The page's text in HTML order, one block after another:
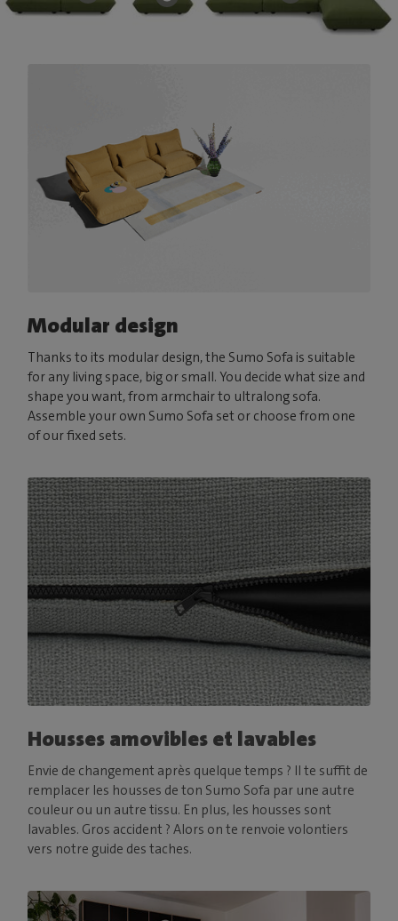
Modular design
Thanks to its modular design, the Sumo Sofa is suitable
for any living space, big or small. You decide what size and
shape you want, from armchair to ultralong sofa.
Assemble your own Sumo Sofa set or choose from one
of our fixed sets.
Housses amovibles et lavables
Envie de changement après quelque temps ? Il te suffit de
remplacer les housses de ton Sumo Sofa par une autre
couleur ou un autre tissu. En plus, les housses sont
lavables. Gros accident ? Alors on te renvoie volontiers
vers notre guide des taches.